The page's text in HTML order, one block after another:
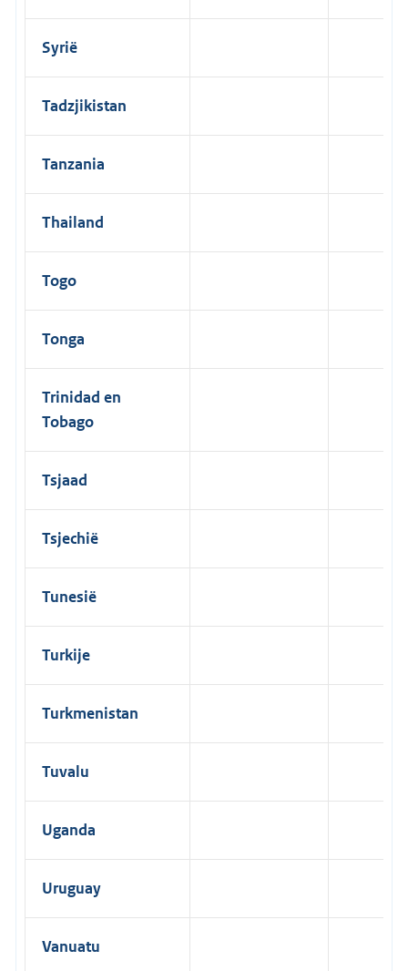
Syrië
Tadzjikistan
Tanzania
Thailand
Togo
Tonga
Trinidad en
Tobago
Tsjaad
Tsjechië
Tunesië
Turkije
Turkmenistan
Tuvalu
Uganda
Uruguay
Vanuatu